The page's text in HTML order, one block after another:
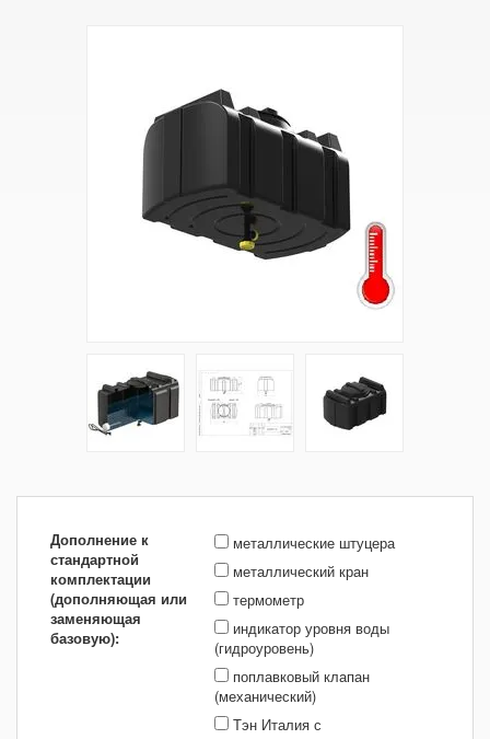
Дополнение к
стандартной
комплектации
(дополняющая или
заменяющая
базовую):
металлические штуцера
металлический кран
термометр
индикатор уровня воды
(гидроуровень)
поплавковый клапан
(механический)
Тэн Италия с